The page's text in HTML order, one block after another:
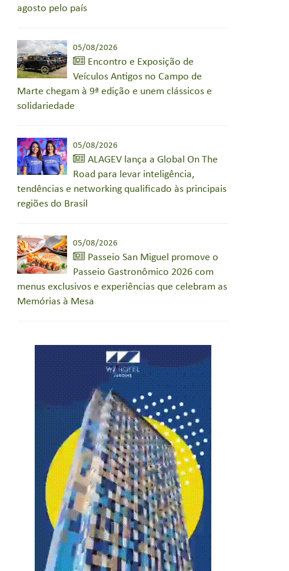
agosto pelo país
05/08/2026
Encontro e Exposição de
Veículos Antigos no Campo de
Marte chegam à 9ª edição e unem clássicos e
solidariedade
05/08/2026
ALAGEV lança a Global On The
Road para levar inteligência,
tendências e networking qualificado às principais
regiões do Brasil
05/08/2026
Passeio San Miguel promove o
Passeio Gastronômico 2026 com
menus exclusivos e experiências que celebram as
Memórias à Mesa